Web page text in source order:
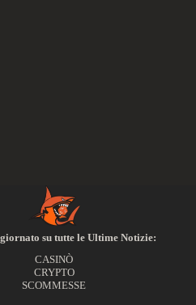
su tutte le Ultime Notizie:
CASINÒ
CRYPTO
SCOMMESSE